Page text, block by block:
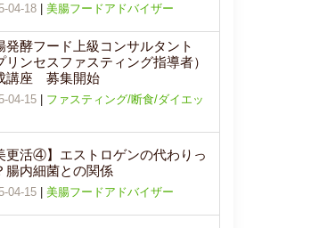
04-18 |美腸フードアドバイザー
発酵フード上級コンサルタント
リンセスファスティング指導者）
講座 募集開始
04-15
ファスティング/断食/ダイエッ
更活④】エストロゲンの代わりっ
腸内細菌との関係
04-15 |美腸フードアドバイザー